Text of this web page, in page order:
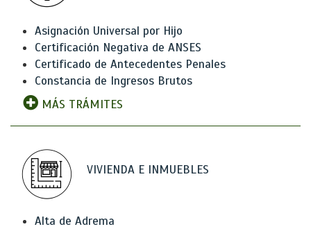
Asignación Universal por Hijo
Certificación Negativa de ANSES
Certificado de Antecedentes Penales
Constancia de Ingresos Brutos
MÁS TRÁMITES
VIVIENDA E INMUEBLES
Alta de Adrema